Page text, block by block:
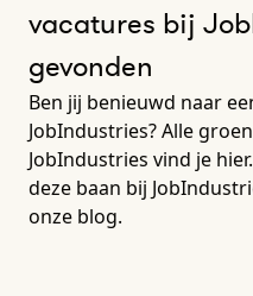
vacatures bij
gevonden
Ben jij benieuwd naar
JobIndustries? Alle
JobIndustries vind je
deze baan bij
onze blog.